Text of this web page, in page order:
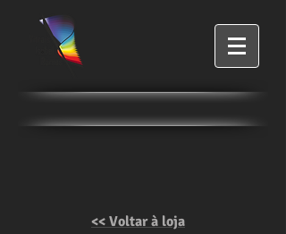
<< Voltar à loja